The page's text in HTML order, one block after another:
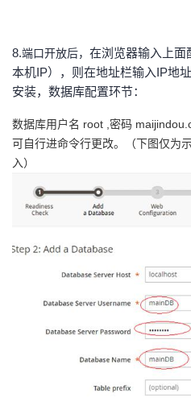
8.端口开放后， 在浏览器输入上面
本机IP），则在地址栏输入IP地
安装，数据库配置环节：
数据库用户名 root ,密码
可自行进命令行更改。（下图仅为
入）